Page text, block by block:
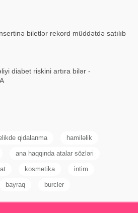
biletlər rekord müddətdə satılıb
diabet riskini artıra bilər -
qidalanma hamiləlik
ana haqqinda atalar sözləri
kosmetika intim
bayraq burcler